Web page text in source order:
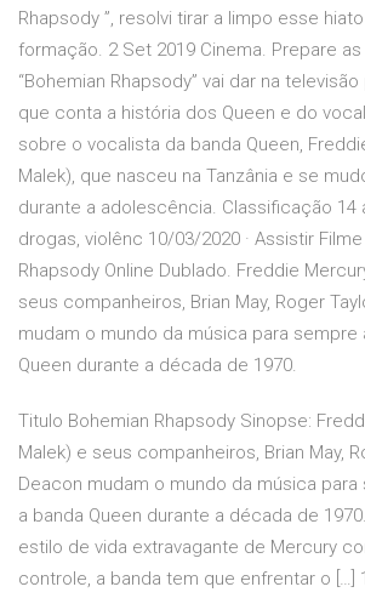
Rhapsody ”, resolvi tirar a limpo esse
formação. 2 Set 2019 Cinema. Prepare
“Bohemian Rhapsody” vai dar na
que conta a história dos Queen e do
sobre o vocalista da banda Queen,
Malek), que nasceu na Tanzânia e se
durante a adolescência. Classificação 14
drogas, violênc 10/03/2020 · Assistir
Rhapsody Online Dublado. Freddie
seus companheiros, Brian May, Roger
mudam o mundo da música para sempre
Queen durante a década de 1970.
Titulo Bohemian Rhapsody Sinopse:
Malek) e seus companheiros, Brian May,
Deacon mudam o mundo da música
a banda Queen durante a década de
estilo de vida extravagante de Mercury
controle, a banda tem que enfrentar o […]